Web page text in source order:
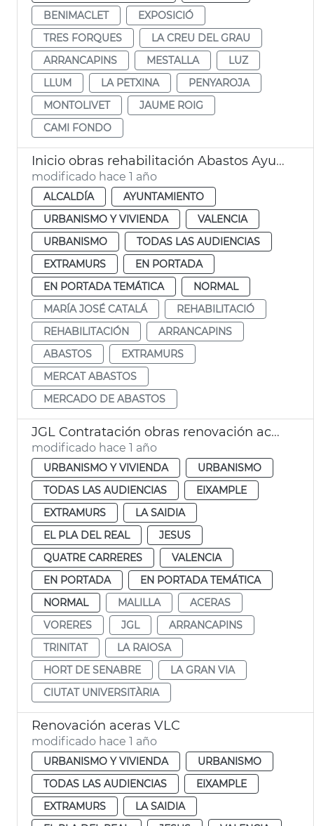
BENIMACLET
EXPOSICIÓ
TRES FORQUES
LA CREU DEL GRAU
ARRANCAPINS
MESTALLA
LUZ
LLUM
LA PETXINA
PENYAROJA
MONTOLIVET
JAUME ROIG
CAMI FONDO
Inicio obras rehabilitación Abastos Ayuntamiento València
modificado hace 1 año
ALCALDÍA
AYUNTAMIENTO
URBANISMO Y VIVIENDA
VALENCIA
URBANISMO
TODAS LAS AUDIENCIAS
EXTRAMURS
EN PORTADA
EN PORTADA TEMÁTICA
NORMAL
MARÍA JOSÉ CATALÁ
REHABILITACIÓ
REHABILITACIÓN
ARRANCAPINS
ABASTOS
EXTRAMURS
MERCAT ABASTOS
MERCADO DE ABASTOS
JGL Contratación obras renovación aceras València
modificado hace 1 año
URBANISMO Y VIVIENDA
URBANISMO
TODAS LAS AUDIENCIAS
EIXAMPLE
EXTRAMURS
LA SAIDIA
EL PLA DEL REAL
JESUS
QUATRE CARRERES
VALENCIA
EN PORTADA
EN PORTADA TEMÁTICA
NORMAL
MALILLA
ACERAS
VORERES
JGL
ARRANCAPINS
TRINITAT
LA RAIOSA
HORT DE SENABRE
LA GRAN VIA
CIUTAT UNIVERSITÀRIA
Renovación aceras VLC
modificado hace 1 año
URBANISMO Y VIVIENDA
URBANISMO
TODAS LAS AUDIENCIAS
EIXAMPLE
EXTRAMURS
LA SAIDIA